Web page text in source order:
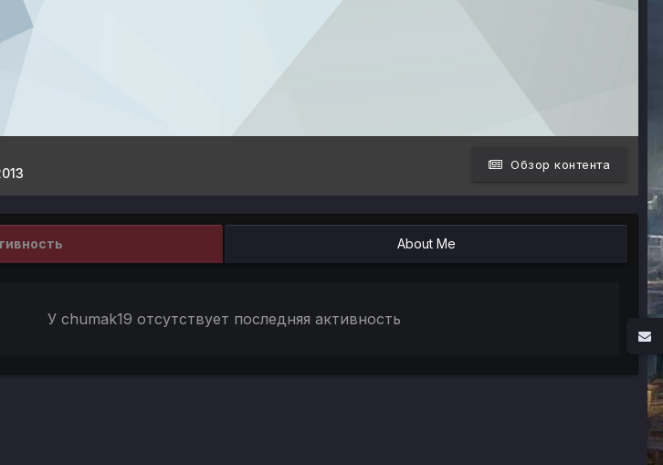
Обзор контента
About Me
У chumak19 отсутствует последняя активность